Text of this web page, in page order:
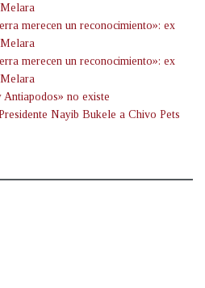
merecen un reconocimiento»: ex
merecen un reconocimiento»: ex
no existe
Nayib Bukele a Chivo Pets